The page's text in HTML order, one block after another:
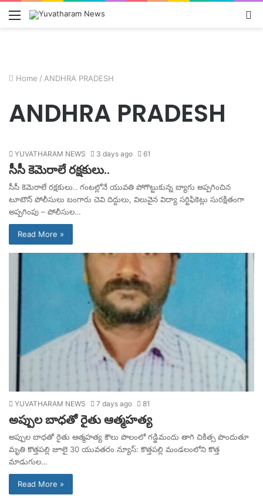
Menu
Home / ANDHRA PRADESH
ANDHRA PRADESH
YUVATHARAM NEWS 3 days ago 61
సీసీ కెమెరాలే రక్షకులు..
సీసీ కెమెరాలే రక్షకులు.. గంటల్లోనే యువతి పోగొట్టుకున్న బ్యాగు అప్పగించిన
టూటౌన్ పోలీసులు బంగారు చెవి దిద్దులు, విలువైన విద్యా సర్టిఫికెట్లు సురక్షితంగా
అప్పగింపు – పోలీసుల…
Read More »
YUVATHARAM NEWS 7 days ago 81
అప్పుల బాధతో రైతు ఆత్మహత్య
అప్పుల బాధతో రైతు ఆత్మహత్య కౌలు పొలంలో గడ్డిమందు తాగి చికిత్స పొందుతూ
మృతి కొత్తపల్లి జూలై 30 యువతరం న్యూస్: కొత్తపల్లి మండలంలోని కొత్త
మాడుగుల…
Read More »